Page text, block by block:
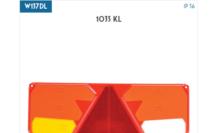
W137DL IP 56
1035 KL